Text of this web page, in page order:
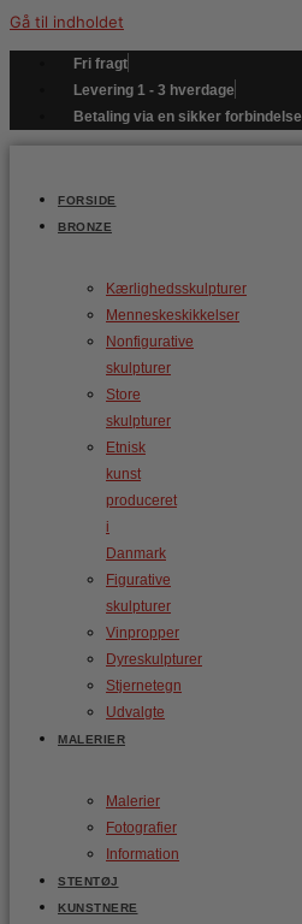
Gå til indholdet
Fri fragt
Levering 1 - 3 hverdage
Betaling via en sikker forbindelse
FORSIDE
BRONZE
Kærlighedsskulpturer
Menneskeskikkelser
Nonfigurative
skulpturer
Store
skulpturer
Etnisk
kunst
produceret
i
Danmark
Figurative
skulpturer
Vinpropper
Dyreskulpturer
Stjernetegn
Udvalgte
MALERIER
Malerier
Fotografier
Information
STENTØJ
KUNSTNERE